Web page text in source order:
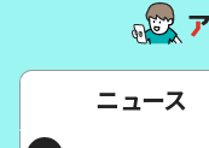
ニュース